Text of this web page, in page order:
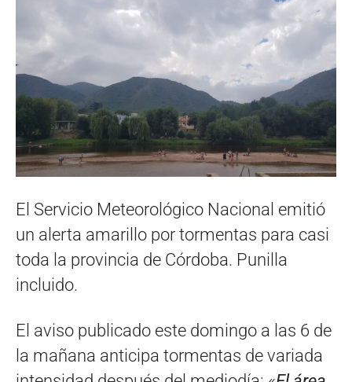
El Servicio Meteorológico Nacional emitió
un alerta amarillo por tormentas para casi
toda la provincia de Córdoba. Punilla
incluido.
El aviso publicado este domingo a las 6 de
la mañana anticipa tormentas de variada